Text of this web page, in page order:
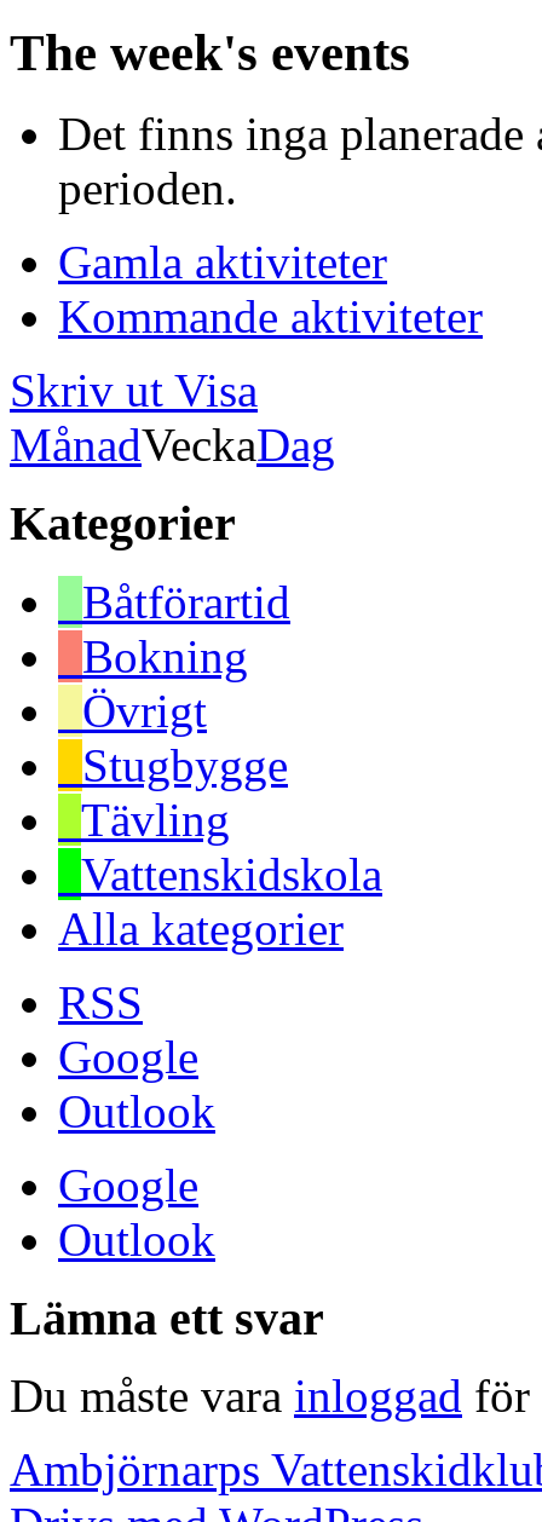
The week's events
Det finns inga
perioden.
Gamla aktiviteter
Kommande aktiviteter
Skriv ut Visa
MånadVeckaDag
Kategorier
Båtförartid
Bokning
Övrigt
Stugbygge
Tävling
Vattenskidskola
Alla kategorier
RSS
Google
Outlook
Google
Outlook
Lämna ett svar
Du måste vara inloggad för
Ambjörnarps